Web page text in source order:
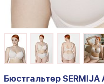
Бюстгальтер